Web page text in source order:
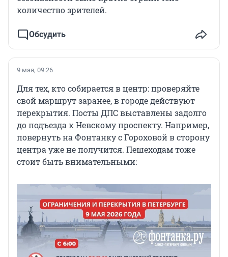
количество зрителей.
Обсудить
9 мая, 09:26
Для тех, кто собирается в центр: проверяйте
свой маршрут заранее, в городе действуют
перекрытия. Посты ДПС выставлены задолго
до подъезда к Невскому проспекту. Например,
повернуть на Фонтанку с Гороховой в сторону
центра уже не получится. Пешеходам тоже
стоит быть внимательными: